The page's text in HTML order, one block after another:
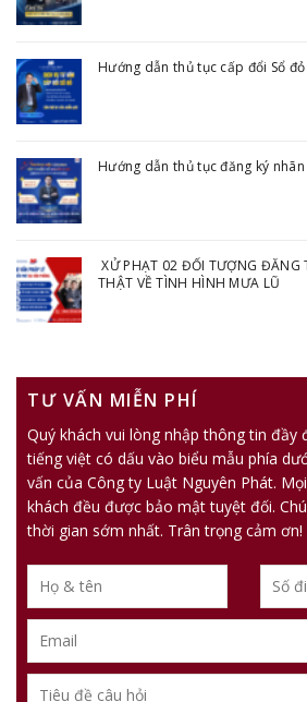
Hướng dẫn thủ tục cấp đổi Sổ
Hướng dẫn thủ tục đăng ký nhãn
XỬ PHẠT 02 ĐỐI TƯỢNG ĐĂNG
THẬT VỀ TÌNH HÌNH MƯA LŨ
TƯ VẤN MIỄN PHÍ
Quý khách vui lòng nhập thông tin đầy
tiếng việt có dấu vào biểu mẫu phía
vấn của Công ty Luật Nguyên Phát.
khách đều được bảo mật tuyệt đối.
thời gian sớm nhất. Trân trọng cảm ơn!